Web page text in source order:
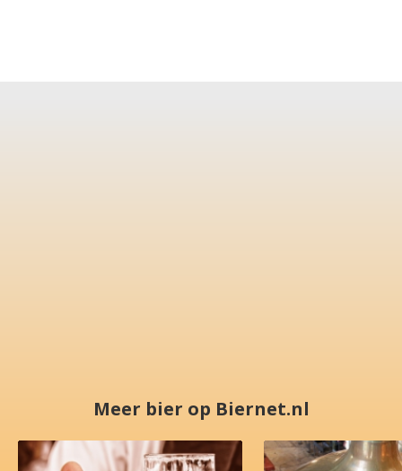
Meer bier op Biernet.nl